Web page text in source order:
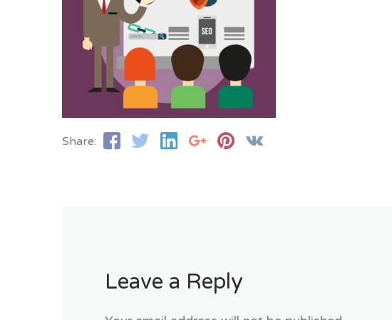
Share:
Leave a Reply